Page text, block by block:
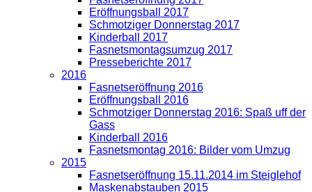
Eröffnungsball 2017
Schmotziger Donnerstag 2017
Kinderball 2017
Fasnetsmontagsumzug 2017
Presseberichte 2017
2016
Fasnetseröffnung 2016
Eröffnungsball 2016
Schmotziger Donnerstag 2016: Spaß uff der
Gass
Kinderball 2016
Fasnetsmontag 2016: Bilder vom Umzug
2015
Fasnetseröffnung 15.11.2014 im Steiglehof
Maskenabstauben 2015